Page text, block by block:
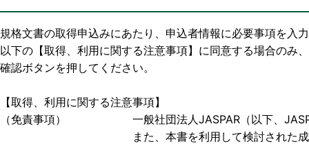
規格文書の取得申込みにあたり、申込者情報に必要事項を入
以下の【取得、利用に関する注意事項】に同意する場合のみ
確認ボタンを押してください。
【取得、利用に関する注意事項】
（免責事項） 一般社団法人JASPAR（以下、
また、本書を利用して検討された成果物、また